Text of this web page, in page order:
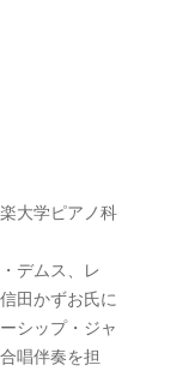
大学ピアノ科
デムス、レ
田かずお氏に
シップ・ジャ
唱伴奏を担